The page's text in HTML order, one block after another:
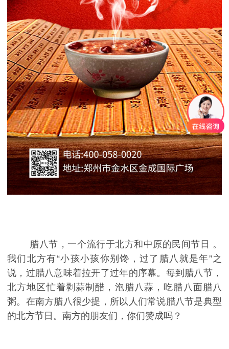
腊八节，一个流行于北方和中原的民间节日 。
我们北方有“小孩小孩你别馋，过了腊八就是年”之
说，过腊八意味着拉开了过年的序幕。每到腊八节，
北方地区忙着剥蒜制醋，泡腊八蒜，吃腊八面腊八
粥。在南方腊八很少提，所以人们常说腊八节是典型
的北方节日。南方的朋友们，你们赞成吗？